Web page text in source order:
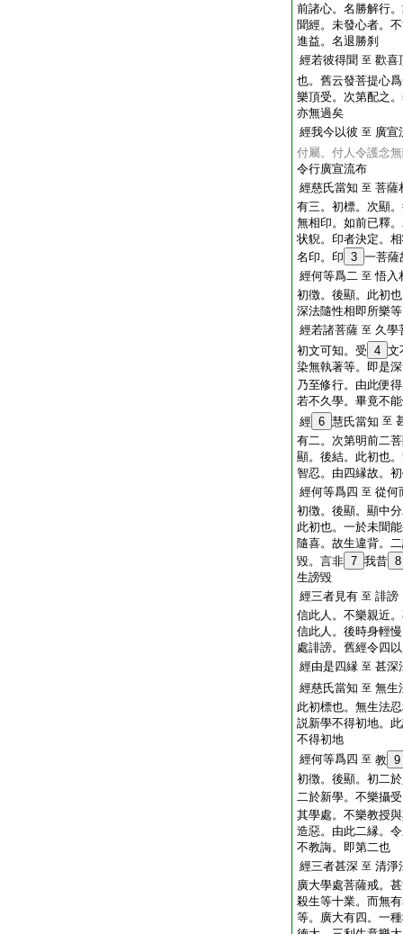
前諸心。名勝解行
聞經。未發心者。
進益。名退勝刹
經若彼得聞 至 歡喜
也。舊云發菩提心
樂頂受。次第配之
亦無過矣
經我今以彼 至 廣
付屬。付人令護念
令行廣宣流布
經慈氏當知 至 菩薩
有三。初標。次顯
無相印。如前已釋
状貎。印者決定。
名印。印 3 一菩薩
經何等爲二 至 悟入
初徴。後顯。此初
深法隨性相即所樂
經若諸菩薩 至 久
初文可知。受 4 文
染無執著等。即是
乃至修行。由此便
若不久學。畢竟不
經 6 慧氏當知 至
有二。次第明前二
顯。後結。此初也
智忍。由四縁故。
經何等爲四 至 從何
初徴。後顯。顯中
此初也。一於未聞
隨喜。故生違背。
毀。言非 7 我昔 8
生謗毀
經三者見有 至 誹謗
信此人。不樂親近
信此人。後時身輕
處誹謗。舊經令四
經由是四縁 至 甚深
經慈氏當知 至 無生
此初標也。無生法
説新學不得初地。
不得初地
經何等爲四 至 教 9
初徴。後顯。初二
二於新學。不樂攝
其學處。不樂教授
造惡。由此二縁。
不教誨。即第二也
經三者甚深 至 清淨
廣大學處菩薩戒。
殺生等十業。而無
等。廣大有四。一